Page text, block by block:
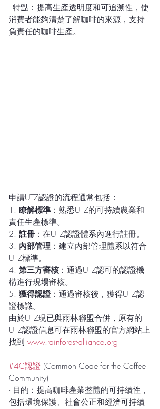
- 特點：提高生產透明度和可追溯性，使
消費者能夠清楚了解咖啡的來源，支持
負責任的咖啡生產。
申請UTZ認證的流程通常包括：
1. 瞭解標準 ：熟悉UTZ的可持續農業和
責任生產標準。
2. 註冊 ：在UTZ認證體系內進行註冊。
3. 內部管理 ：建立內部管理體系以符合
UTZ標準。
4. 第三方審核：通過UTZ認可的認證機
構進行現場審核。
5. 獲得認證：通過審核後，獲得UTZ認
證標識。
由於UTZ現已與雨林聯盟合併，原有的
UTZ認證信息可在雨林聯盟的官方網站上
找到 www.rainforest-alliance.org
#4C認證 (Common Code for the Coffee
Community)
- 目的：提高咖啡產業整體的可持續性，
包括環境保護、社會公正和經濟可持續